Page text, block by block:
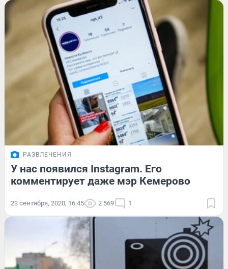
РАЗВЛЕЧЕНИЯ
У нас появился Instagram. Его
комментирует даже мэр Кемерово
23 сентября, 2020, 16:45 2 569 1